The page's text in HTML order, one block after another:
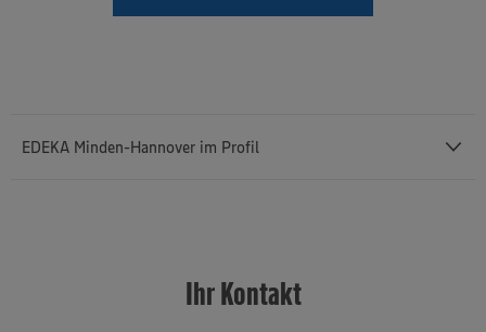
EDEKA Minden-Hannover im Profil
selbstständigen Einzelhandels und etwa 3.140 Auszubildenden) ist
EDEKA Minden-Hannoverdie umsatzstärkste von insgesamt
Ihr Kontakt